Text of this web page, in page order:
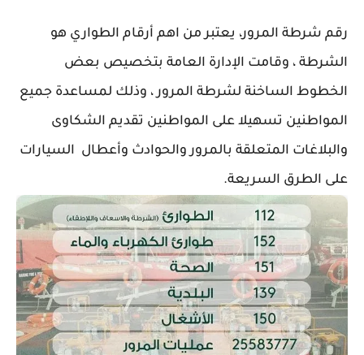
رقم شرطة المرور، يعتبر من اهم أرقام الطواري هو
الشرطة ، وقامت الإدارة العامة بتخصيص بعض
الخطوط الساخنة لشرطة المرور ، وذلك لمساعدة جميع
المواطنين تسهيلا على المواطنين تقديم الشكاوى
والبلاغات المتعلقة بالمرور والحوادث وأعطال السيارات
على الطرق السريعة.